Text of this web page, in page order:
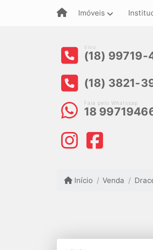
Imóveis
Vivo
(18) 99719-
(18) 3821-
Fala pelo Whatssap
18
Início Venda